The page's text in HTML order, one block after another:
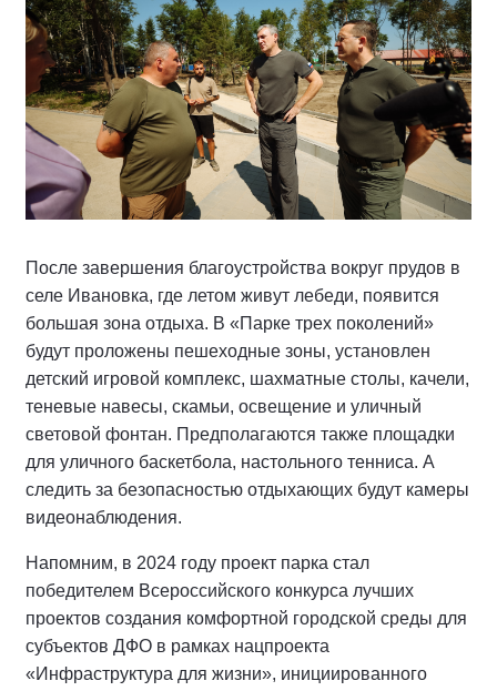
После завершения благоустройства вокруг прудов в
селе Ивановка, где летом живут лебеди, появится
большая зона отдыха. В «Парке трех поколений»
будут проложены пешеходные зоны, установлен
детский игровой комплекс, шахматные столы, качели,
теневые навесы, скамьи, освещение и уличный
световой фонтан. Предполагаются также площадки
для уличного баскетбола, настольного тенниса. А
следить за безопасностью отдыхающих будут камеры
видеонаблюдения.
Напомним, в 2024 году проект парка стал
победителем Всероссийского конкурса лучших
проектов создания комфортной городской среды для
субъектов ДФО в рамках нацпроекта
«Инфраструктура для жизни», инициированного